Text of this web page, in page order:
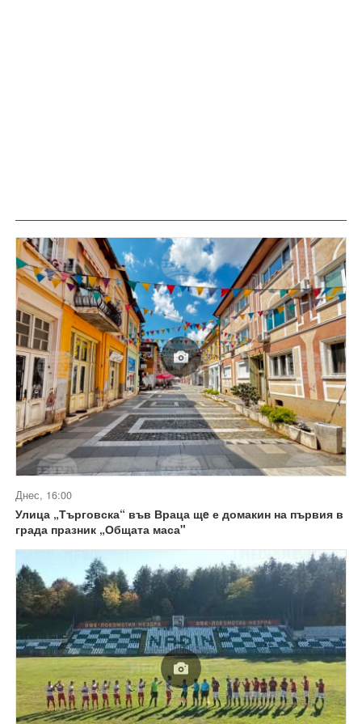
Днес, 16:00
Улица „Търговска“ във Враца щe е домакин на първия в
града празник „Общата маса"